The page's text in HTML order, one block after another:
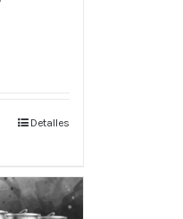
Detalles